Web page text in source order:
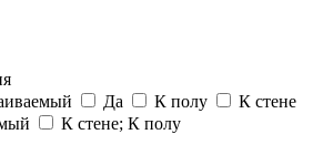
Да К полу
К стене
К стене; К полу